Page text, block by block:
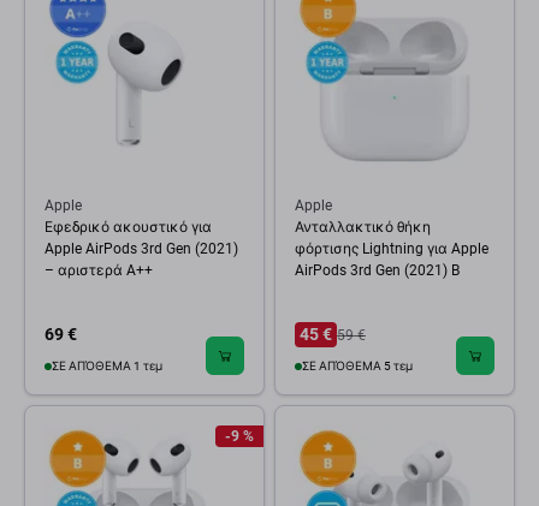
Apple
Εφεδρικό ακουστικό για
Apple AirPods 3rd Gen (2021)
– αριστερά A++
69 €
ΣΕ ΑΠΌΘΕΜΑ 1 τεμ
Apple
Ανταλλακτικό θήκη
φόρτισης Lightning για Apple
AirPods 3rd Gen (2021) B
45 € 59 €
ΣΕ ΑΠΌΘΕΜΑ 5 τεμ
-9 %